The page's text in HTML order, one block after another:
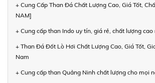
+ Cung Cấp Than Đá Chất Lượng Cao, Giá Tốt,
NAM]
+ Cung cấp than Indo uy tín, giá rẻ, chất lượng
+ Than Đá Đốt Lò Hơi Chất Lượng Cao, Giá Tốt,
Nam
+ Cung cấp than Quảng Ninh chất lượng cho mọi